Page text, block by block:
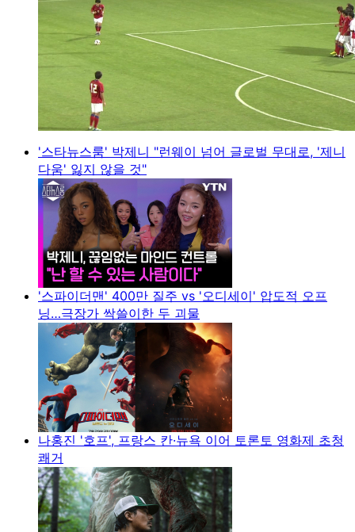
'스타뉴스룸' 박제니 "런웨이 넘어 글로벌 무대로, '제니
다움' 잃지 않을 것"
'스파이더맨' 400만 질주 vs '오디세이' 압도적 오프
닝…극장가 싹쓸이한 두 괴물
나홍진 '호프', 프랑스 칸·뉴욕 이어 토론토 영화제 초청
쾌거